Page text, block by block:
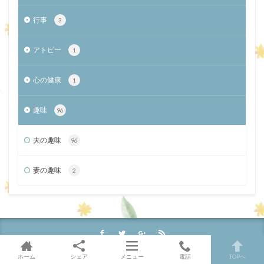
行事 3
アトピー 1
心の健康 1
趣味 96
夫の趣味 96
妻の趣味 2
ホーム シェア メニュー 電話 TOPへ